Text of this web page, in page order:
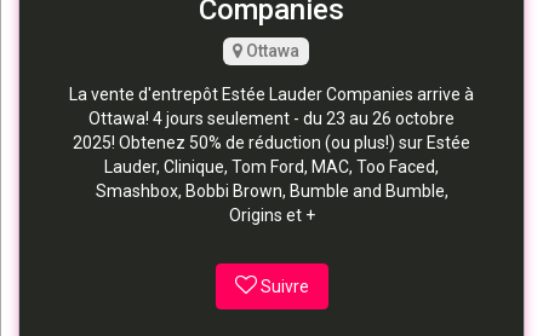
Companies
Ottawa
La vente d'entrepôt Estée Lauder Companies arrive à
Ottawa! 4 jours seulement - du 23 au 26 octobre
2025! Obtenez 50% de réduction (ou plus!) sur Estée
Lauder, Clinique, Tom Ford, MAC, Too Faced,
Smashbox, Bobbi Brown, Bumble and Bumble,
Origins et +
Suivre